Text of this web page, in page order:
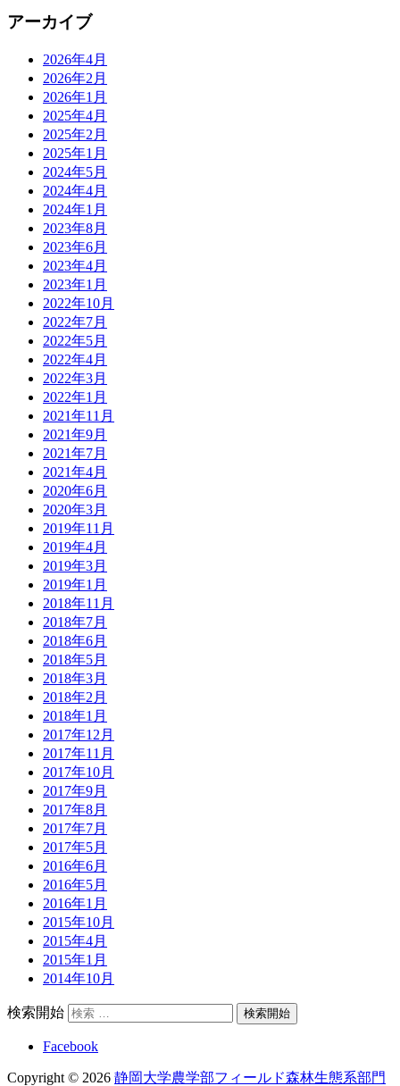
アーカイブ
2026年4月
2026年2月
2026年1月
2025年4月
2025年2月
2025年1月
2024年5月
2024年4月
2024年1月
2023年8月
2023年6月
2023年4月
2023年1月
2022年10月
2022年7月
2022年5月
2022年4月
2022年3月
2022年1月
2021年11月
2021年9月
2021年7月
2021年4月
2020年6月
2020年3月
2019年11月
2019年4月
2019年3月
2019年1月
2018年11月
2018年7月
2018年6月
2018年5月
2018年3月
2018年2月
2018年1月
2017年12月
2017年11月
2017年10月
2017年9月
2017年8月
2017年7月
2017年5月
2016年6月
2016年5月
2016年1月
2015年10月
2015年4月
2015年1月
2014年10月
検索開始
Facebook
Copyright © 2026 静岡大学農学部フィールド森林生態系部門